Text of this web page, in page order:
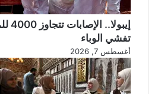
تفشي الوباء
أغسطس 7, 2026